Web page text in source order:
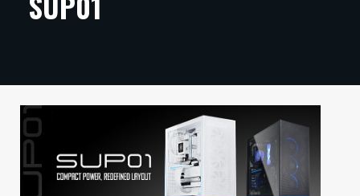
ARTIKKELIT
TECHBBS
TIETOA
HINTA.FI